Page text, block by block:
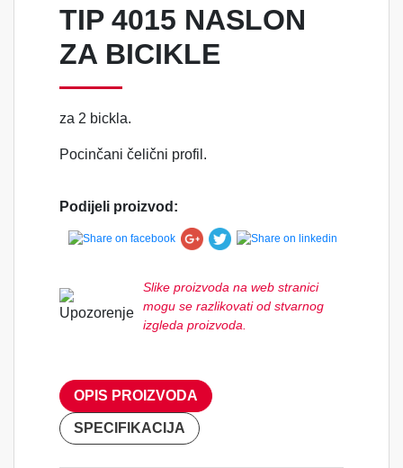
TIP 4015 NASLON
ZA BICIKLE
za 2 bickla.
Pocinčani čelični profil.
Podijeli proizvod:
Slike proizvoda na web stranici
mogu se razlikovati od stvarnog
izgleda proizvoda.
OPIS PROIZVODA
SPECIFIKACIJA